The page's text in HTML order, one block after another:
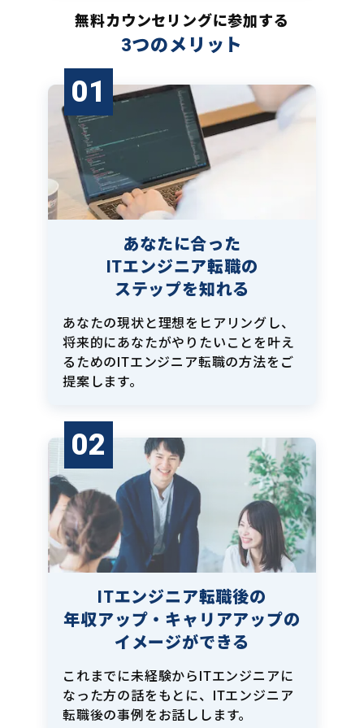
無料カウンセリングに参加する
3つのメリット
01
あなたに合った
ITエンジニア転職の
ステップを知れる
あなたの現状と理想をヒアリングし、
将来的にあなたがやりたいことを叶え
るためのITエンジニア転職の方法をご
提案します。
02
ITエンジニア転職後の
年収アップ・キャリアアップの
イメージができる
これまでに未経験からITエンジニアに
なった方の話をもとに、ITエンジニア
転職後の事例をお話しします。